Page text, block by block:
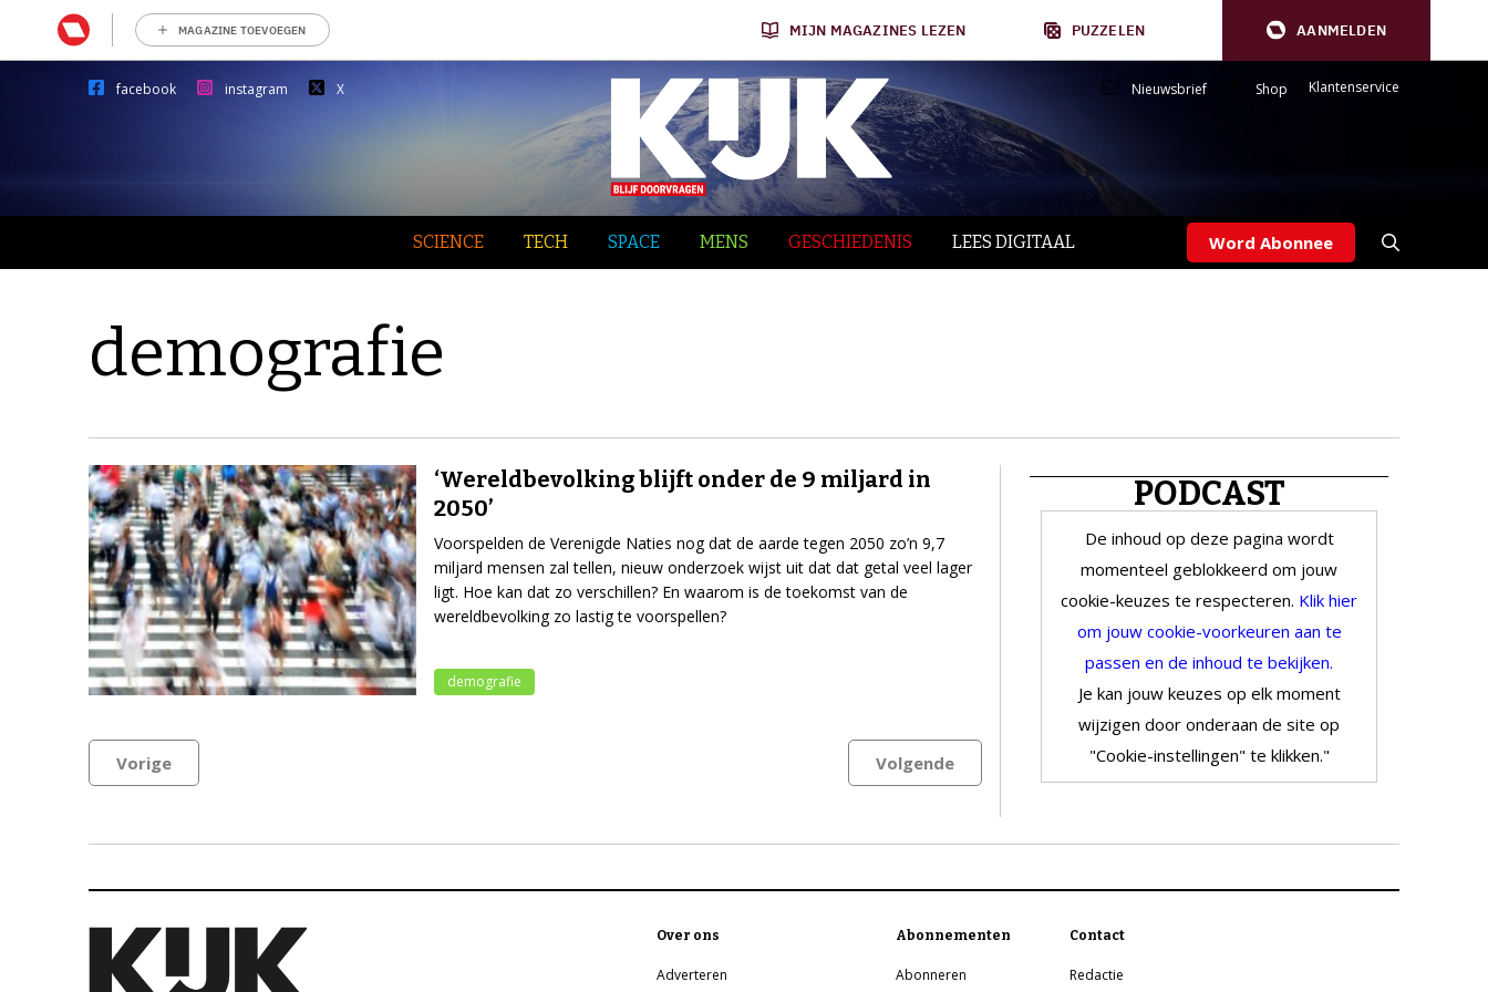
MAGAZINE TOEVOEGEN MIJN MAGAZINES LEZEN PUZZELEN AANMELDEN
facebook instagram X Nieuwsbrief Shop Klantenservice
SCIENCE TECH SPACE MENS GESCHIEDENIS LEES DIGITAAL Word Abonnee
demografie
‘Wereldbevolking blijft onder de 9 miljard in
2050’
Voorspelden de Verenigde Naties nog dat de aarde tegen 2050 zo’n 9,7
miljard mensen zal tellen, nieuw onderzoek wijst uit dat dat getal veel lager
ligt. Hoe kan dat zo verschillen? En waarom is de toekomst van de
wereldbevolking zo lastig te voorspellen?
demografie
Vorige Volgende
PODCAST
De inhoud op deze pagina wordt
momenteel geblokkeerd om jouw
cookie-keuzes te respecteren. Klik hier
om jouw cookie-voorkeuren aan te
passen en de inhoud te bekijken.
Je kan jouw keuzes op elk moment
wijzigen door onderaan de site op
"Cookie-instellingen" te klikken."
Over ons
Adverteren
Abonnementen
Abonneren
Contact
Redactie